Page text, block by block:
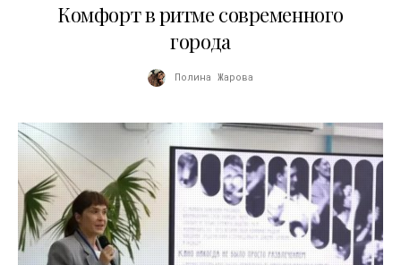
Комфорт в ритме современного
города
Полина Жарова